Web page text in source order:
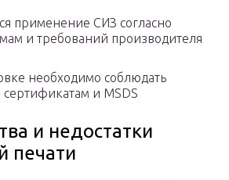
применение СИЗ согласно
и требований производителя
необходимо соблюдать
сертификатам и MSDS
и недостатки
печати